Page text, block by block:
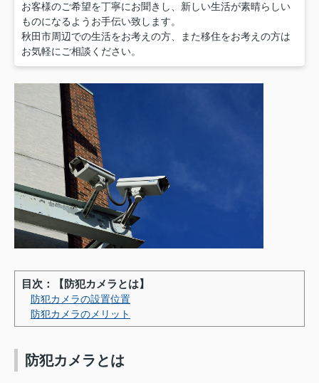
お客様のご希望を丁寧にお聞きし、新しい生活が素晴らしい
ものになるようお手伝い致します。
秋田市周辺での生活をお考えの方、また移住をお考えの方は
お気軽にご相談ください。
目次：【防犯カメラとは】
防犯カメラの設置位置
防犯カメラのメリット
防犯カメラとは